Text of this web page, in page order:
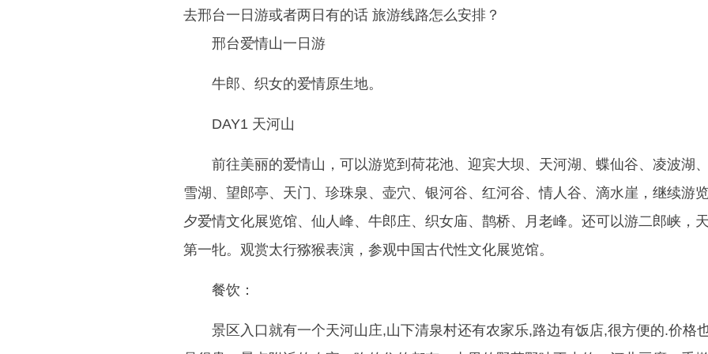
去邢台一日游或者两日有的话 旅游线路怎么安排？
邢台爱情山一日游
牛郎、织女的爱情原生地。
DAY1 天河山
前往美丽的爱情山，可以游览到荷花池、迎宾大坝、天河湖、蝶仙谷、凌波湖
雪湖、望郎亭、天门、珍珠泉、壶穴、银河谷、红河谷、情人谷、滴水崖，继续游
夕爱情文化展览馆、仙人峰、牛郎庄、织女庙、鹊桥、月老峰。还可以游二郎峡，
第一牝。观赏太行猕猴表演，参观中国古代性文化展览馆。
餐饮：
景区入口就有一个天河山庄,山下清泉村还有农家乐,路边有饭店,很方便的.价格